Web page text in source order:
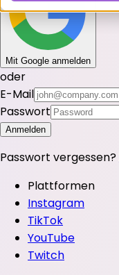
Mit Google anmelden
oder
E-Mail
Passwort
Anmelden
Passwort vergessen?
Plattformen
Instagram
TikTok
YouTube
Twitch